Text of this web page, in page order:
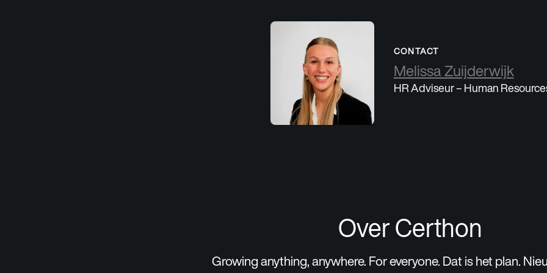
CONTACT
Melissa Zuijderwijk
HR Adviseur – Human
Over Certhon
Growing anything, anywhere. For everyone. Dat is het plan.